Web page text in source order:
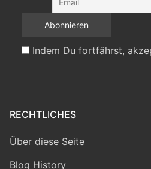
Indem Du fortfährst,
RECHTLICHES
Über diese Seite
Blog History